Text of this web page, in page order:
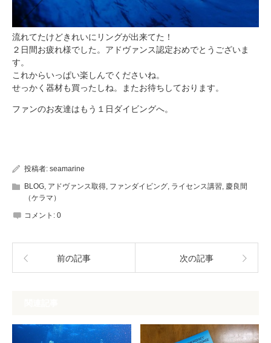
流れてたけどきれいにリングが出来てた！
２日間お疲れ様でした。アドヴァンス認定おめでとうございま
す。
これからいっぱい楽しんでくださいね。
せっかく器材も買ったしね。またお待ちしております。
ファンのお友達はもう１日ダイビングへ。
投稿者: seamarine
BLOG, アドヴァンス取得, ファンダイビング, ライセンス講習, 慶良間
（ケラマ）
コメント: 0
前の記事 次の記事